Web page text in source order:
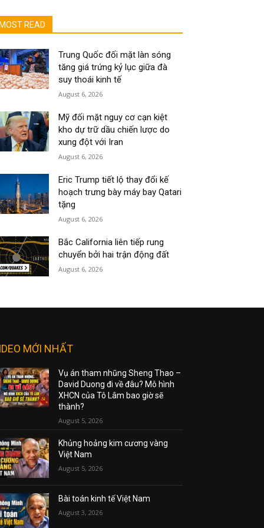
MOST READ
Trung Quốc đối mặt làn sóng
tăng giá trứng kỷ lục giữa đà
suy thoái kinh tế
August 6, 2026
Mỹ đối mặt nguy cơ cạn kiệt
kho dự trữ dầu chiến lược do
xung đột với Iran
August 6, 2026
Eric Trump tiết lộ thay đổi kế
hoạch trưng bày máy bay Qatari
tặng
August 6, 2026
Bắc California liên tiếp rung
chuyển bởi hai trận động đất
August 6, 2026
MỚI NHẤT
Vụ án tham nhũng Sheng Thao –
David Duong đi về đâu? Mô hình
XHCN của Tô Lâm bao giờ sẽ
thành?
August 5, 2026
Khủng hoảng kim cương vàng
Việt Nam
August 5, 2026
Bài toán kinh tế Việt Nam
August 3, 2026